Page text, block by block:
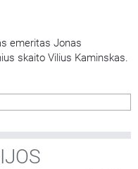
emeritas Jonas
skaito Vilius Kaminskas.